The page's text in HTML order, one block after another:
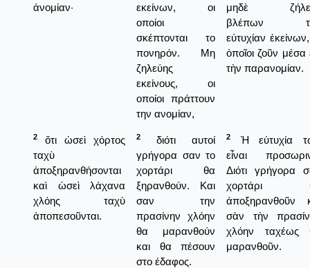
ἀνομίαν·
εκείνων, οι
οποίοι
σκέπτονται το
πονηρόν. Μη
ζηλεύης
εκείνους, οι
οποίοι πράττουν
την ανομίαν,
μηδὲ
βλέπων
εὐτυχίαν
ὁποῖοι ζοῦν μέσα
τὴν παρανομίαν.
2
ὅτι ὡσεὶ χόρτος
ταχὺ
ἀποξηρανθήσονται
καὶ ὡσεὶ λάχανα
χλόης ταχὺ
ἀποπεσοῦνται.
2
διότι αυτοί
γρήγορα σαν το
χορτάρι θα
ξηρανθούν. Και
σαν την
πρασίνην χλόην
θα μαρανθούν
και θα πέσουν
στο έδαφος.
2
Ἡ εὐτυχία
εἶναι
Διότι γρήγορα
χορτάρι
ἀποξηρανθοῦν
σὰν τὴν
χλόην ταχέως
μαρανθοῦν.